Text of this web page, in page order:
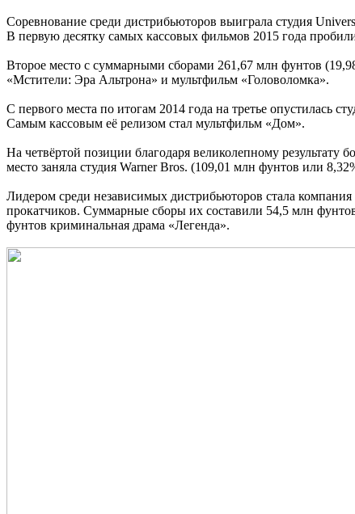
Соревнование среди дистрибьюторов выиграла студия
В первую десятку самых кассовых фильмов 2015 года
Второе место с суммарными сборами 261,67 млн фунтов
«Мстители: Эра Альтрона» и мультфильм «Головоломка».
С первого места по итогам 2014 года на третье опустилась
Самым кассовым её релизом стал мультфильм «Дом».
На четвёртой позиции благодаря великолепному
место заняла студия Warner Bros. (109,01 млн фунтов или
Лидером среди независимых дистрибьюторов стала
прокатчиков. Суммарные сборы их составили 54,5 млн
фунтов криминальная драма «Легенда».